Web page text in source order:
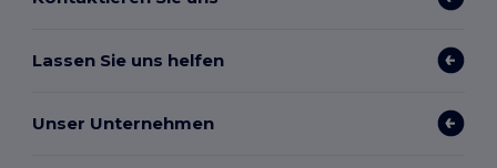
Lassen Sie uns helfen
Unser Unternehmen